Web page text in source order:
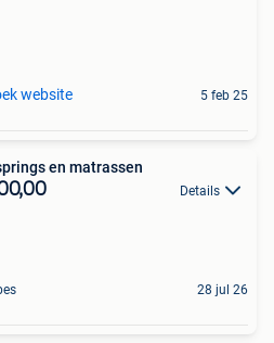
website 5 feb 25
en matrassen
Details
28 jul 26